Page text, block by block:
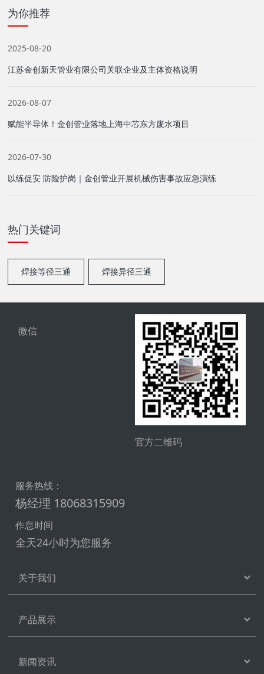
为你推荐
2025-08-20
江苏金创新天管业有限公司关联企业及主体资格说明
2026-08-07
赋能半导体！金创管业落地上海中芯东方废水项目
2026-07-30
以练促安 防险护岗｜金创管业开展机械伤害事故应急演练
热门关键词
焊接等径三通 焊接异径三通
微信
官方二维码
服务热线：
杨经理 18068315909
作息时间
全天24小时为您服务
关于我们
产品展示
新闻资讯